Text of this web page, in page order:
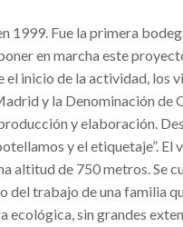
1999. Fue la primera
en marcha este
inicio de la actividad,
y la Denominación
y elaboración.
y el etiquetaje”. El
altitud de 750 metros. Se
del trabajo de una familia
ecológica, sin grandes